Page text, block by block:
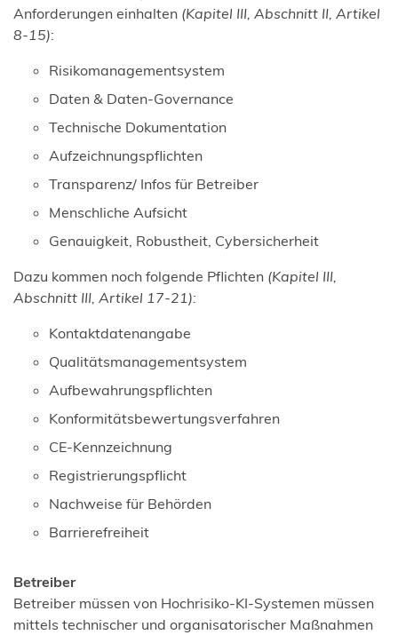
Anforderungen einhalten (Kapitel III, Abschnitt II, Artikel
8-15):
Risikomanagementsystem
Daten & Daten-Governance
Technische Dokumentation
Aufzeichnungspflichten
Transparenz/ Infos für Betreiber
Menschliche Aufsicht
Genauigkeit, Robustheit, Cybersicherheit
Dazu kommen noch folgende Pflichten (Kapitel III,
Abschnitt III, Artikel 17-21):
Kontaktdatenangabe
Qualitätsmanagementsystem
Aufbewahrungspflichten
Konformitätsbewertungsverfahren
CE-Kennzeichnung
Registrierungspflicht
Nachweise für Behörden
Barrierefreiheit
Betreiber
Betreiber müssen von Hochrisiko-KI-Systemen müssen
mittels technischer und organisatorischer Maßnahmen